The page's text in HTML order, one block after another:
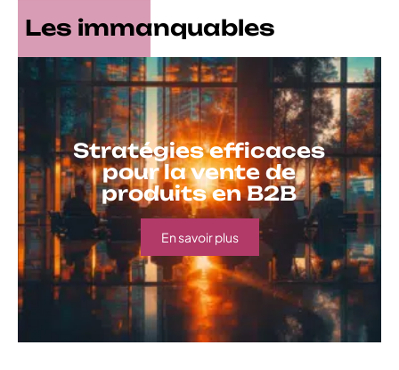
Les immanquables
Stratégies efficaces
pour la vente de
produits en B2B
En savoir plus